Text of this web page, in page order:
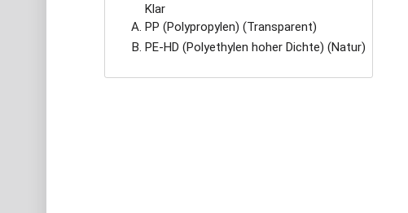
Klar
PP (Polypropylen) (Transparent)
PE-HD (Polyethylen hoher Dichte) (Natur)